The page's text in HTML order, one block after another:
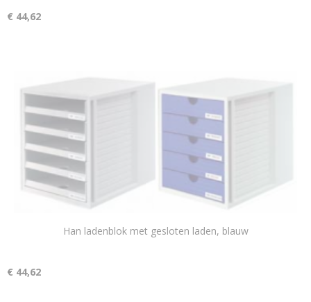
€ 44,62
Han ladenblok met gesloten laden, blauw
€ 44,62